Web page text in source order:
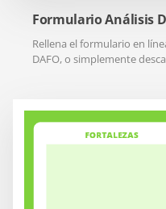
Formulario Análisis
Rellena el formulario en
DAFO, o simplemente